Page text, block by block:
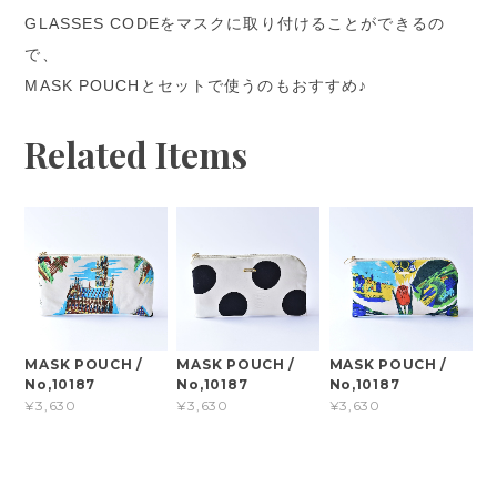
GLASSES CODEをマスクに取り付けることができるの
で、
MASK POUCHとセットで使うのもおすすめ♪
Related Items
MASK POUCH /
No,10187
¥3,630
MASK POUCH /
No,10187
¥3,630
MASK POUCH /
No,10187
¥3,630